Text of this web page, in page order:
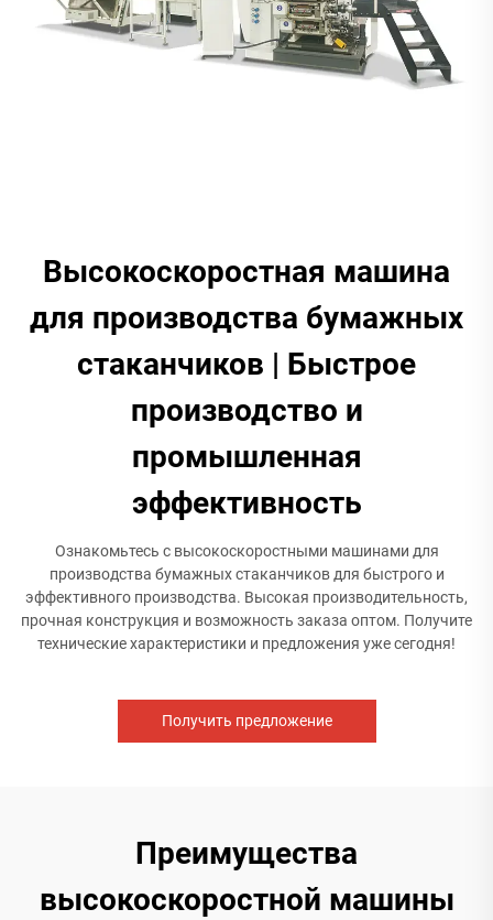
Высокоскоростная машина
для производства бумажных
стаканчиков | Быстрое
производство и
промышленная
эффективность
Ознакомьтесь с высокоскоростными машинами для
производства бумажных стаканчиков для быстрого и
эффективного производства. Высокая производительность,
прочная конструкция и возможность заказа оптом. Получите
технические характеристики и предложения уже сегодня!
Получить предложение
Преимущества
высокоскоростной машины